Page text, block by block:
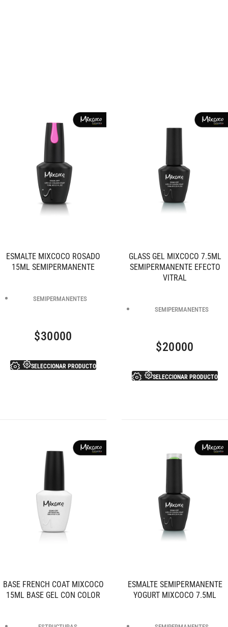
ESMALTE MIXCOCO ROSADO
15ML SEMIPERMANENTE
SEMIPERMANENTES
$30000
SELECCIONAR PRODUCTO
GLASS GEL MIXCOCO 7.5ML
SEMIPERMANENTE EFECTO
VITRAL
SEMIPERMANENTES
$20000
SELECCIONAR PRODUCTO
BASE FRENCH COAT MIXCOCO
15ML BASE GEL CON COLOR
ESMALTE SEMIPERMANENTE
YOGURT MIXCOCO 7.5ML